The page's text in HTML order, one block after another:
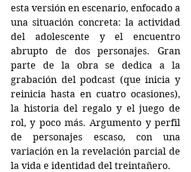
esta versión en escenario, enfocado a
una situación concreta: la actividad
del adolescente y el encuentro
abrupto de dos personajes. Gran
parte de la obra se dedica a la
grabación del podcast (que inicia y
reinicia hasta en cuatro ocasiones),
la historia del regalo y el juego de
rol, y poco más. Argumento y perfil
de personajes escaso, con una
variación en la revelación parcial de
la vida e identidad del treintañero.